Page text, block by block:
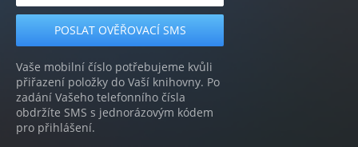
Vaše mobilní číslo potřebujeme kvůli
přiřazení položky do Vaší knihovny. Po
zadání Vašeho telefonního čísla
obdržíte SMS s jednorázovým kódem
pro přihlášení.